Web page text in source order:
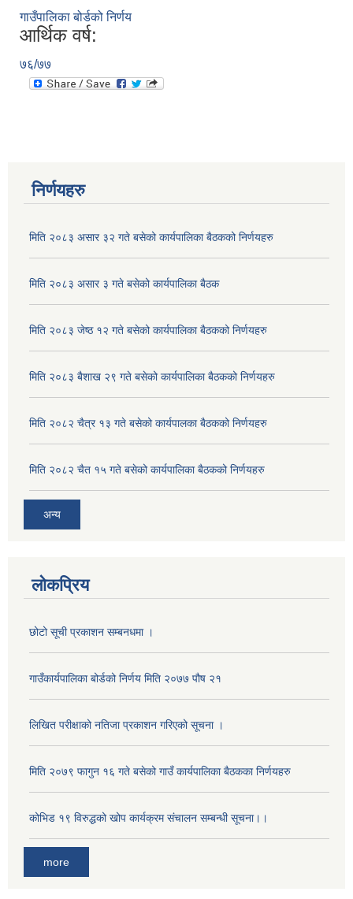
गाउँपालिका बोर्डको निर्णय
आर्थिक वर्ष:
७६/७७
निर्णयहरु
मिति २०८३ असार ३२ गते बसेको कार्यपालिका बैठकको निर्णयहरु
मिति २०८३ असार ३ गते बसेको कार्यपालिका बैठक
मिति २०८३ जेष्ठ १२ गते बसेको कार्यपालिका बैठकको निर्णयहरु
मिति २०८३ बैशाख २९ गते बसेको कार्यपालिका बैठकको निर्णयहरु
मिति २०८२ चैत्र १३ गते बसेको कार्यपालका बैठकको निर्णयहरु
मिति २०८२ चैत १५ गते बसेको कार्यपालिका बैठकको निर्णयहरु
अन्य
लोकप्रिय
छोटो सूची प्रकाशन सम्बनधमा ।
गाउँकार्यपालिका बोर्डको निर्णय मिति २०७७ पौष २१
लिखित परीक्षाको नतिजा प्रकाशन गरिएको सूचना ।
मिति २०७९ फागुन १६ गते बसेको गाउँ कार्यपालिका बैठकका निर्णयहरु
कोभिड १९ विरुद्धको खोप कार्यक्रम संचालन सम्बन्धी सूचना।।
more